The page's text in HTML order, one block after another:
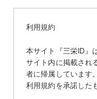
利用規約
本サイト『三栄ID』
サイト内に掲載され
者に帰属しています
利用規約を承諾した